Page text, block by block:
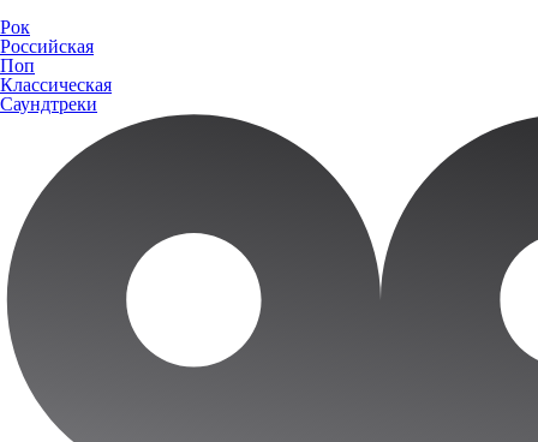
Рок
Российская
Поп
Классическая
Саундтреки